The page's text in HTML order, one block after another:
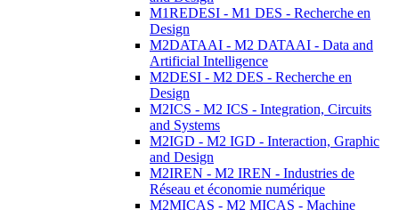
M1REDESI - M1 DES - Recherche en
Design
M2DATAAI - M2 DATAAI - Data and
Artificial Intelligence
M2DESI - M2 DES - Recherche en
Design
M2ICS - M2 ICS - Integration, Circuits
and Systems
M2IGD - M2 IGD - Interaction, Graphic
and Design
M2IREN - M2 IREN - Industries de
Réseau et économie numérique
M2MICAS - M2 MICAS - Machine